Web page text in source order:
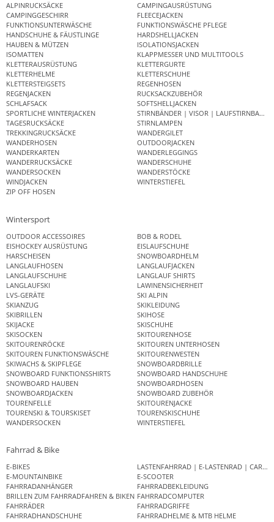
ALPINRUCKSÄCKE
CAMPINGAUSRÜSTUNG
CAMPINGGESCHIRR
FLEECEJACKEN
FUNKTIONSUNTERWÄSCHE
FUNKTIONSWÄSCHE PFLEGE
HANDSCHUHE & FÄUSTLINGE
HARDSHELLJACKEN
HAUBEN & MÜTZEN
ISOLATIONSJACKEN
ISOMATTEN
KLAPPMESSER UND MULTITOOLS
KLETTERAUSRÜSTUNG
KLETTERGURTE
KLETTERHELME
KLETTERSCHUHE
KLETTERSTEIGSETS
REGENHOSEN
REGENJACKEN
RUCKSACKZUBEHÖR
SCHLAFSACK
SOFTSHELLJACKEN
SPORTLICHE WINTERJACKEN
STIRNBÄNDER | VISOR | LAUFSTIRNBAND
TAGESRUCKSÄCKE
STIRNLAMPEN
TREKKINGRUCKSÄCKE
WANDERGILET
WANDERHOSEN
OUTDOORJACKEN
WANDERKARTEN
WANDERLEGGINGS
WANDERRUCKSÄCKE
WANDERSCHUHE
WANDERSOCKEN
WANDERSTÖCKE
WINDJACKEN
WINTERSTIEFEL
ZIP OFF HOSEN
Wintersport
OUTDOOR ACCESSOIRES
BOB & RODEL
EISHOCKEY AUSRÜSTUNG
EISLAUFSCHUHE
HARSCHEISEN
SNOWBOARDHELM
LANGLAUFHOSEN
LANGLAUFJACKEN
LANGLAUFSCHUHE
LANGLAUF SHIRTS
LANGLAUFSKI
LAWINENSICHERHEIT
LVS-GERÄTE
SKI ALPIN
SKIANZUG
SKIKLEIDUNG
SKIBRILLEN
SKIHOSE
SKIJACKE
SKISCHUHE
SKISOCKEN
SKITOURENHOSE
SKITOURENRÖCKE
SKITOUREN UNTERHOSEN
SKITOUREN FUNKTIONSWÄSCHE
SKITOURENWESTEN
SKIWACHS & SKIPFLEGE
SNOWBOARDBRILLE
SNOWBOARD FUNKTIONSSHIRTS
SNOWBOARD HANDSCHUHE
SNOWBOARD HAUBEN
SNOWBOARDHOSEN
SNOWBOARDJACKEN
SNOWBOARD ZUBEHÖR
TOURENFELLE
SKITOURENJACKE
TOURENSKI & TOURSKISET
TOURENSKISCHUHE
WANDERSOCKEN
WINTERSTIEFEL
Fahrrad & Bike
E-BIKES
LASTENFAHRRAD | E-LASTENRAD |
E-MOUNTAINBIKE
E-SCOOTER
FAHRRADANHÄNGER
FAHRRADBEKLEIDUNG
BRILLEN ZUM FAHRRADFAHREN & BIKEN FAHRRADCOMPUTER
FAHRRÄDER
FAHRRADGRIFFE
FAHRRADHANDSCHUHE
FAHRRADHELME & MTB HELME